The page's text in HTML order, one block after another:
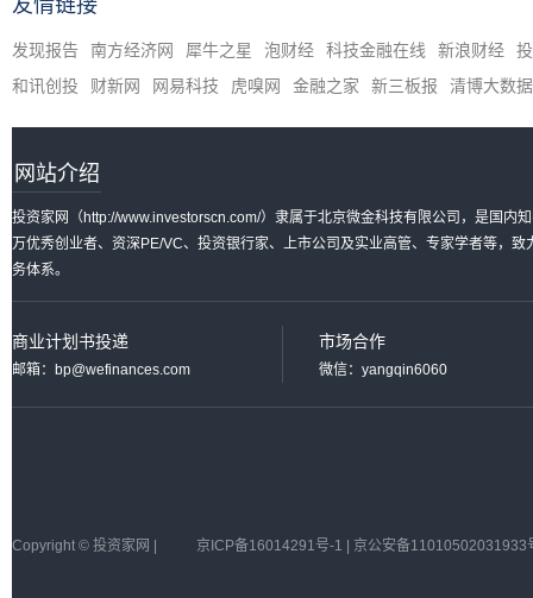
友情链接
发现报告 南方经济网 犀牛之星 泡财经 科技金融在线 新浪财经
和讯创投
财新网 网易科技 虎嗅网 金融之家 新三板报 清博大数据
网站介绍
投资家网（http://www.investorscn.com/）隶属于北京微金科技有限公司，是国内
万优秀创业者、资深PE/VC、投资银行家、上市公司及实业高管、专家学者等，
务体系。
商业计划书投递
邮箱：bp@wefinances.com
市场合作
微信：yangqin6060
Copyright © 投资家网 | 京ICP备16014291号-1 | 京公安备11010502031933